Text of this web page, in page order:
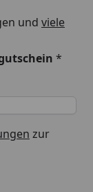
und viele
*
zur